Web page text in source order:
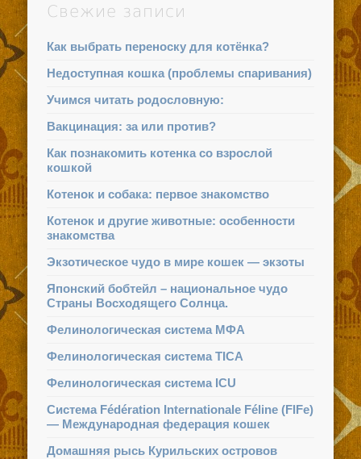
Свежие записи
Как выбрать переноску для котёнка?
Недоступная кошка (проблемы спаривания)
Учимся читать родословную:
Вакцинация: за или против?
Как познакомить котенка со взрослой
кошкой
Котенок и собака: первое знакомство
Котенок и другие животные: особенности
знакомства
Экзотическое чудо в мире кошек — экзоты
Японский бобтейл – национальное чудо
Страны Восходящего Солнца.
Фелинологическая система МФА
Фелинологическая система TICA
Фелинологическая система ICU
Система Fédération Internationale Féline (FIFe)
— Международная федерация кошек
Домашняя рысь Курильских островов